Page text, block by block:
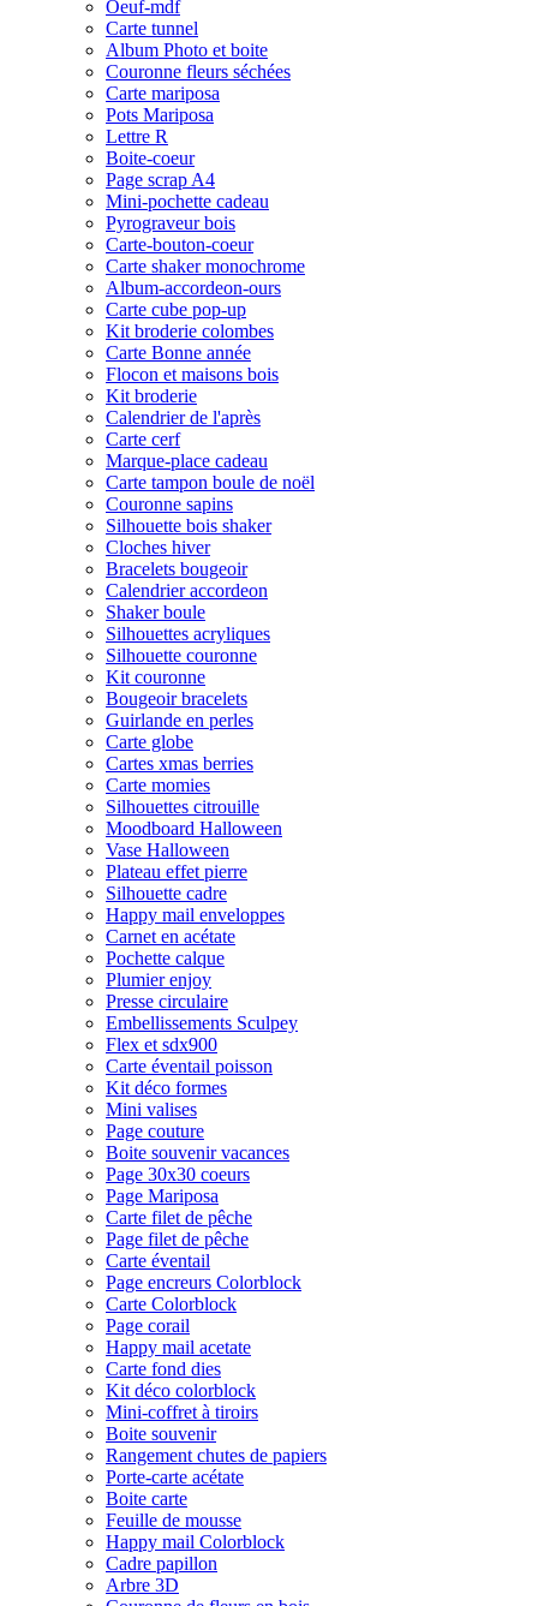
Oeuf-mdf
Carte tunnel
Album Photo et boite
Couronne fleurs séchées
Carte mariposa
Pots Mariposa
Lettre R
Boite-coeur
Page scrap A4
Mini-pochette cadeau
Pyrograveur bois
Carte-bouton-coeur
Carte shaker monochrome
Album-accordeon-ours
Carte cube pop-up
Kit broderie colombes
Carte Bonne année
Flocon et maisons bois
Kit broderie
Calendrier de l'après
Carte cerf
Marque-place cadeau
Carte tampon boule de noël
Couronne sapins
Silhouette bois shaker
Cloches hiver
Bracelets bougeoir
Calendrier accordeon
Shaker boule
Silhouettes acryliques
Silhouette couronne
Kit couronne
Bougeoir bracelets
Guirlande en perles
Carte globe
Cartes xmas berries
Carte momies
Silhouettes citrouille
Moodboard Halloween
Vase Halloween
Plateau effet pierre
Silhouette cadre
Happy mail enveloppes
Carnet en acétate
Pochette calque
Plumier enjoy
Presse circulaire
Embellissements Sculpey
Flex et sdx900
Carte éventail poisson
Kit déco formes
Mini valises
Page couture
Boite souvenir vacances
Page 30x30 coeurs
Page Mariposa
Carte filet de pêche
Page filet de pêche
Carte éventail
Page encreurs Colorblock
Carte Colorblock
Page corail
Happy mail acetate
Carte fond dies
Kit déco colorblock
Mini-coffret à tiroirs
Boite souvenir
Rangement chutes de papiers
Porte-carte acétate
Boite carte
Feuille de mousse
Happy mail Colorblock
Cadre papillon
Arbre 3D